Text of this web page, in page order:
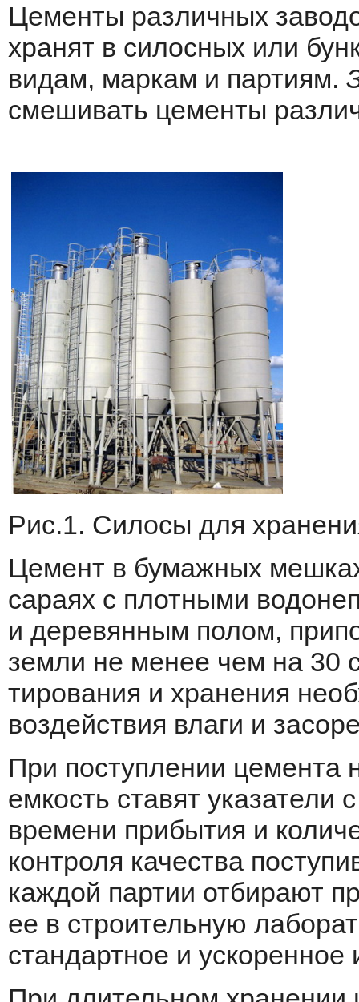
Цементы различных
хранят в силосных или
видам, маркам и партиям.
смешивать цементы
Рис.1. Силосы для
Цемент в бумажных
сараях с плотными
и деревянным полом,
земли не менее чем на 30
тирования и хранения
воздей­ствия влаги и
При поступлении цемента
емкость ставят указатели
вре­мени прибытия и
контроля ка­чества
каждой партии отби­рают
ее в строительную
стандартное и